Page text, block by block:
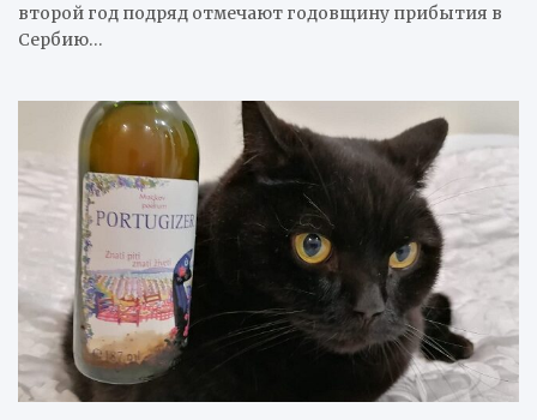
второй год подряд отмечают годовщину прибытия в
Сербию…